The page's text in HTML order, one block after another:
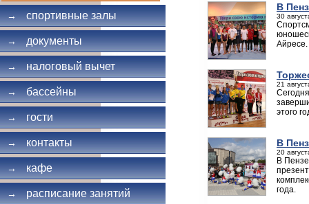
→ спортивные залы
→ документы
→ налоговый вычет
→ бассейны
→ гости
→ контакты
→ кафе
→ расписание занятий
В
30
Айресе.
21
этого
В
20
В
года.